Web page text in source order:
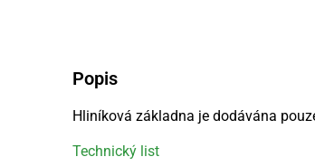
Popis
Hliníková základna je dodávána
Technický list